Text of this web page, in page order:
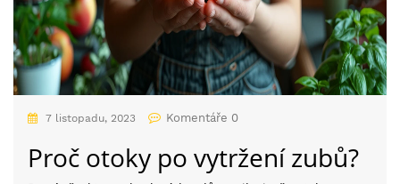
7 listopadu, 2023 Komentáře 0
Proč otoky po vytržení zubů?